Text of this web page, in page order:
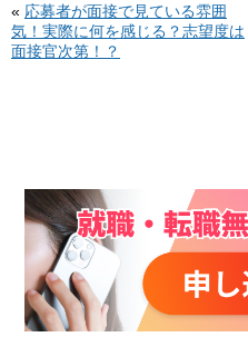
« 応募者が面接で見ている雰囲
気！実際に何を感じる？志望度は
面接官次第！？